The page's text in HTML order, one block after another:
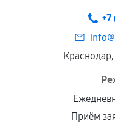
центром.
При этом
продавца. За
сервисный центр
Приём